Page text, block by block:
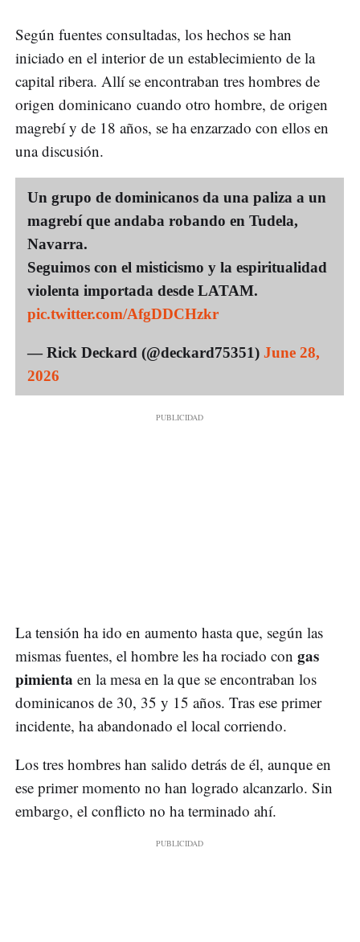
Según fuentes consultadas, los hechos se han
iniciado en el interior de un establecimiento de la
capital ribera. Allí se encontraban tres hombres de
origen dominicano cuando otro hombre, de origen
magrebí y de 18 años, se ha enzarzado con ellos en
una discusión.
Un grupo de dominicanos da una paliza a un
magrebí que andaba robando en Tudela,
Navarra.
Seguimos con el misticismo y la espiritualidad
violenta importada desde LATAM.
pic.twitter.com/AfgDDCHzkr
— Rick Deckard (@deckard75351) June 28,
2026
La tensión ha ido en aumento hasta que, según las
mismas fuentes, el hombre les ha rociado con gas
pimienta en la mesa en la que se encontraban los
dominicanos de 30, 35 y 15 años. Tras ese primer
incidente, ha abandonado el local corriendo.
Los tres hombres han salido detrás de él, aunque en
ese primer momento no han logrado alcanzarlo. Sin
embargo, el conflicto no ha terminado ahí.